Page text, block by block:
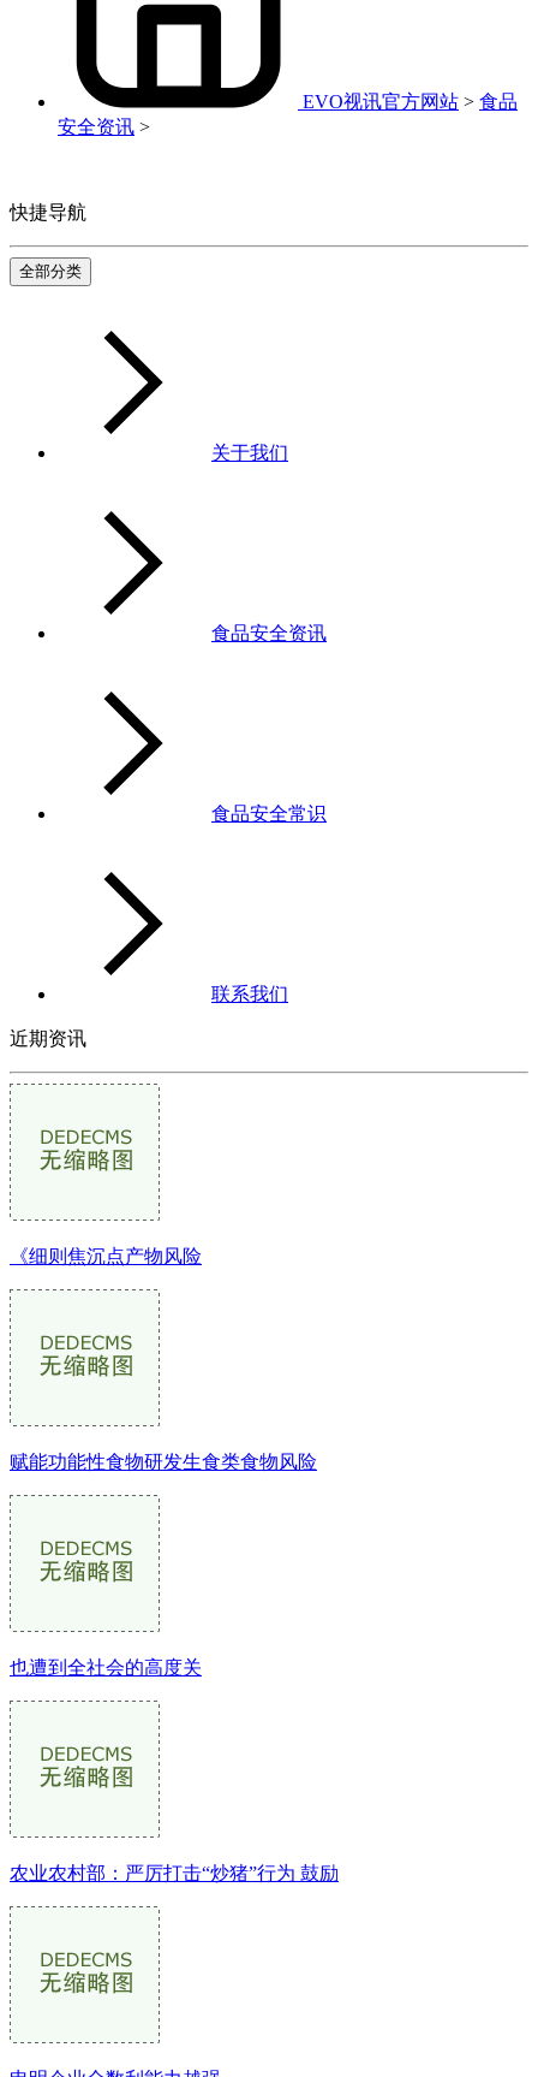
EVO视讯官方网站 > 食品
安全资讯 >
快捷导航
全部分类
关于我们
食品安全资讯
食品安全常识
联系我们
近期资讯
《细则焦沉点产物风险
赋能功能性食物研发生食类食物风险
也遭到全社会的高度关
农业农村部：严厉打击“炒猪”行为 鼓励